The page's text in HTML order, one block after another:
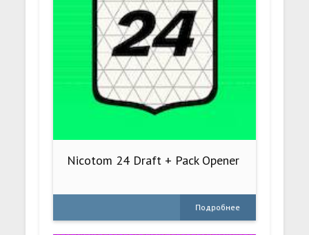
Nicotom 24 Draft + Pack Opener
Подробнее